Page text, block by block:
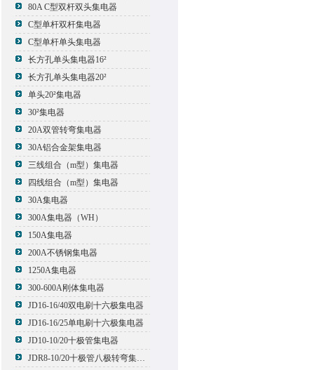
80A C型双杆双头集电器
C型单杆双杆集电器
C型单杆单头集电器
长方孔单头集电器16²
长方孔单头集电器20²
单头20²集电器
30²集电器
20A双管转弯集电器
30A铝合金架集电器
三线组合（m型）集电器
四线组合（m型）集电器
30A集电器
300A集电器（WH）
150A集电器
200A不锈钢集电器
1250A集电器
300-600A刚体集电器
JD16-16/40双电刷十六极集电器
JD16-16/25单电刷十六极集电器
JD10-10/20十极管集电器
JDR8-10/20十极管八极转弯集电器